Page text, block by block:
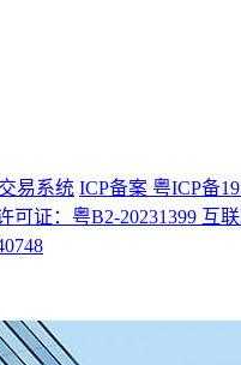
易系统 ICP备案 粤ICP备
可证：粤B2-20231399 互